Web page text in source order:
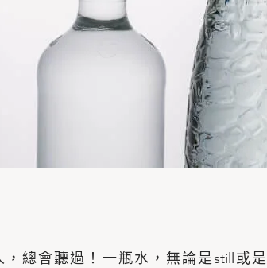
總會聽過！一瓶水，無論是still或是